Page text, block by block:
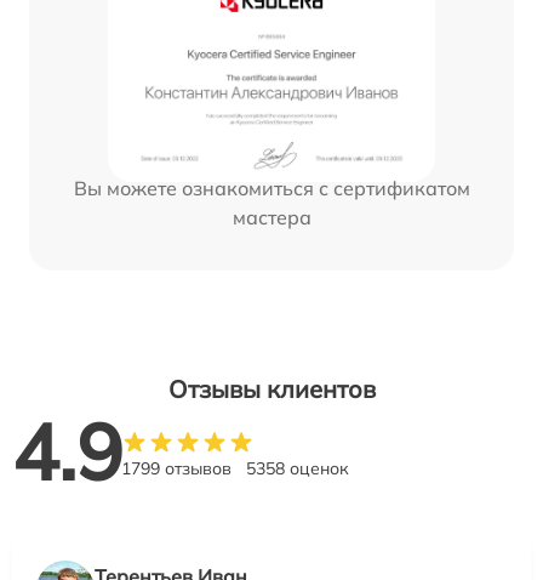
Вы можете ознакомиться с сертификатом
мастера
Отзывы клиентов
4.91799 отзывов 5358 оценок